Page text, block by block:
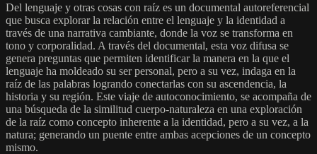
Del lenguaje y otras cosas con raíz es un documental autoreferencial
que busca explorar la relación entre el lenguaje y la identidad a
través de una narrativa cambiante, donde la voz se transforma en
tono y corporalidad. A través del documental, esta voz difusa se
genera preguntas que permiten identificar la manera en la que el
lenguaje ha moldeado su ser personal, pero a su vez, indaga en la
raíz de las palabras logrando conectarlas con su ascendencia, la
historia y su región. Este viaje de autoconocimiento, se acompaña de
una búsqueda de la similitud cuerpo-naturaleza en una exploración
de la raíz como concepto inherente a la identidad, pero a su vez, a la
natura; generando un puente entre ambas acepciones de un concepto
mismo.